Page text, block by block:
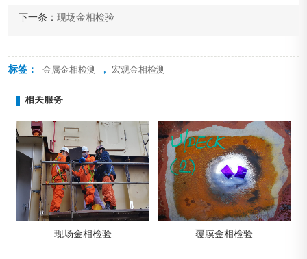
下一条： 现场金相检验
标签： 金属金相检测 , 宏观金相检测
相关服务
现场金相检验 覆膜金相检验